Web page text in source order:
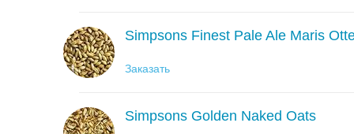
Simpsons Finest Pale Ale Maris
Заказать
Simpsons Golden Naked Oats